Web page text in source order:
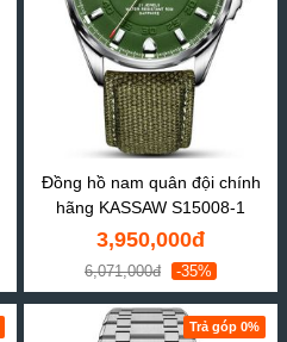
Đồng hồ nam quân đội chính
hãng KASSAW S15008-1
3,950,000đ
6,071,000đ -35%
Trả góp 0%